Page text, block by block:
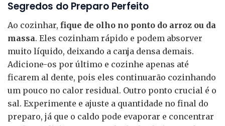
Segredos do Preparo Perfeito
Ao cozinhar, fique de olho no ponto do arroz ou da
massa. Eles cozinham rápido e podem absorver
muito líquido, deixando a canja densa demais.
Adicione-os por último e cozinhe apenas até
ficarem al dente, pois eles continuarão cozinhando
um pouco no calor residual. Outro ponto crucial é o
sal. Experimente e ajuste a quantidade no final do
preparo, já que o caldo pode evaporar e concentrar